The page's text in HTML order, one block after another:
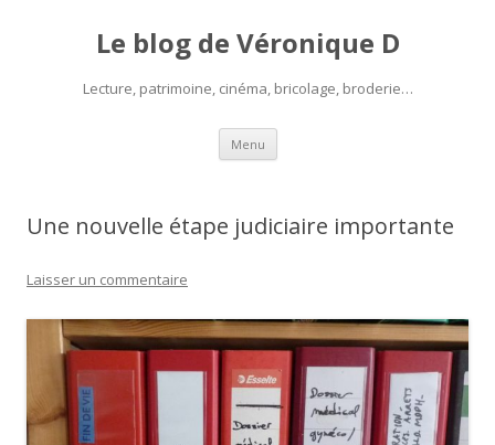
Le blog de Véronique D
Lecture, patrimoine, cinéma, bricolage, broderie…
Menu Aller
contenu
Une nouvelle étape judiciaire importante
Laisser un commentaire